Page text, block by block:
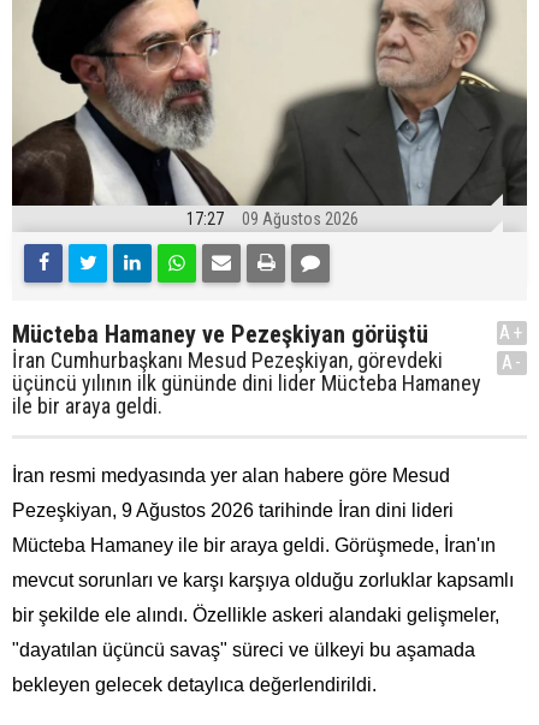
17:27 09 Ağustos 2026
Mücteba Hamaney ve Pezeşkiyan görüştü
İran Cumhurbaşkanı Mesud Pezeşkiyan, görevdeki
üçüncü yılının ilk gününde dini lider Mücteba Hamaney
ile bir araya geldi.
A+
A-
İran resmi medyasında yer alan habere göre Mesud
Pezeşkiyan, 9 Ağustos 2026 tarihinde İran dini lideri
Mücteba Hamaney ile bir araya geldi. Görüşmede, İran'ın
mevcut sorunları ve karşı karşıya olduğu zorluklar kapsamlı
bir şekilde ele alındı. Özellikle askeri alandaki gelişmeler,
"dayatılan üçüncü savaş" süreci ve ülkeyi bu aşamada
bekleyen gelecek detaylıca değerlendirildi.